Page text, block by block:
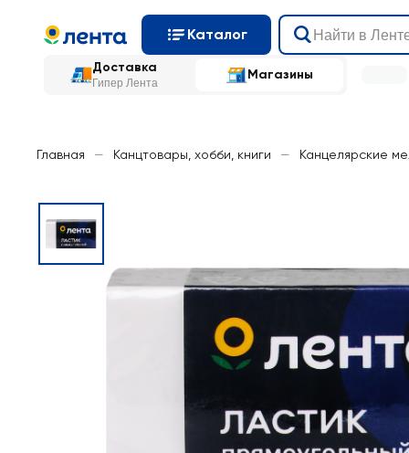
Каталог
Доставка
Гипер Лента
Магазины
Главная — Канцтовары, хобби, книги — Канцелярские